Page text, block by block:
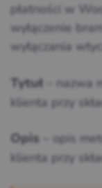
płatności w
wyłączenie
wyłączania
Tytuł
– nazwa
klienta przy
Opis
– opis
klienta przy